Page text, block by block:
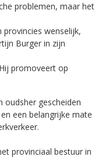
problemen, maar het
wenselijk,
Burger in zijn
promoveert op
oudsher gescheiden
een belangrijke mate
provinciaal bestuur in